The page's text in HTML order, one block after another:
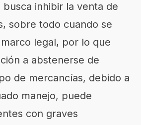
inhibir la venta de
sobre todo cuando se
legal, por lo que
a abstenerse de
de mercancías, debido a
manejo, puede
con graves